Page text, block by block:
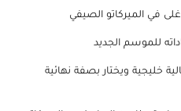
في الميركاتو الصيفي
للموسم الجديد
خليجية ويختار بصفة نهائية